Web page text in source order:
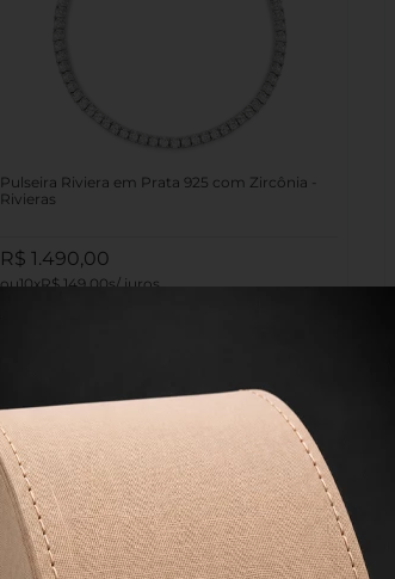
Pulseira Riviera em Prata 925 com Zircônia -
Rivieras
R$ 1.490,00
10 R$ 149,00